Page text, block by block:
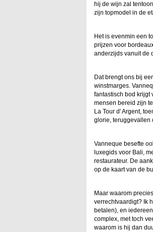
hij de wijn zal
zijn topmodel in de
Het is evenmin een
prijzen voor
anderzijds vanuit de
Dat brengt ons bij
winstmarges.
fantastisch bod krijgt
mensen bereid zijn
La Tour d' Argent,
glorie, teruggevallen
Vanneque besefte
luxegids voor Bali,
restaurateur. De
op de kaart van de
Maar waarom
verrechtvaardigt? Ik
betalen), en
complex, met toch
waarom is hij dan